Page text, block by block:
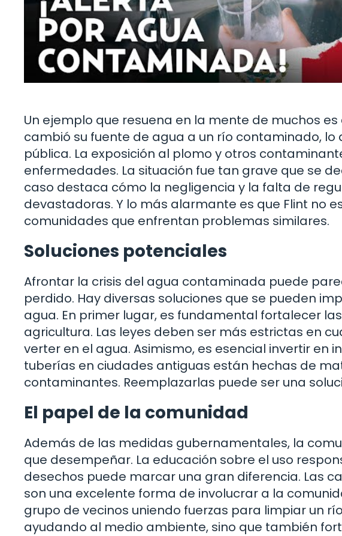
Un ejemplo que resuena en la mente de muchos es
cambió su fuente de agua a un río contaminado, lo
pública. La exposición al plomo y otros
enfermedades. La situación fue tan grave que se
caso destaca cómo la negligencia y la falta de
devastadoras. Y lo más alarmante es que Flint no
comunidades que enfrentan problemas similares.
Soluciones potenciales
Afrontar la crisis del agua contaminada puede
perdido. Hay diversas soluciones que se pueden
agua. En primer lugar, es fundamental fortalecer
agricultura. Las leyes deben ser más estrictas en
verter en el agua. Asimismo, es esencial invertir en
tuberías en ciudades antiguas están hechas de
contaminantes. Reemplazarlas puede ser una
El papel de la comunidad
Además de las medidas gubernamentales, la
que desempeñar. La educación sobre el uso
desechos puede marcar una gran diferencia. Las
son una excelente forma de involucrar a la
grupo de vecinos uniendo fuerzas para limpiar un
ayudando al medio ambiente, sino que también